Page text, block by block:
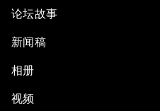
论坛故事
新闻稿
相册
视频